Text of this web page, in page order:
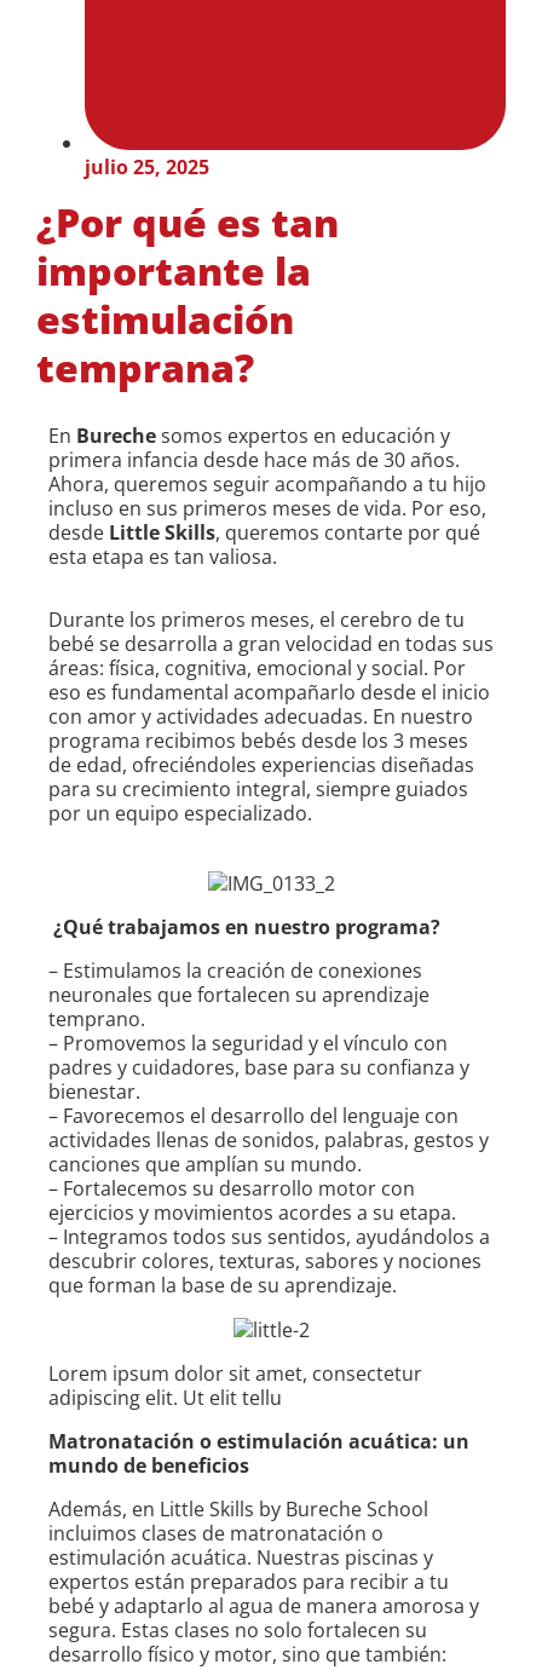
julio 25, 2025
¿Por qué es tan
importante la
estimulación
temprana?
En Burechesomos expertos en educación y
primera infancia desde hace más de 30 años.
Ahora, queremos seguir acompañando a tu hijo
incluso en sus primeros meses de vida. Por eso,
desde Little Skills, queremos contarte por qué
esta etapa es tan valiosa.
Durante los primeros meses, el cerebro de tu
bebé se desarrolla a gran velocidad en todas sus
áreas: física, cognitiva, emocional y social. Por
eso es fundamental acompañarlo desde el inicio
con amor y actividades adecuadas. En nuestro
programa recibimos bebés desde los 3 meses
de edad, ofreciéndoles experiencias diseñadas
para su crecimiento integral, siempre guiados
por un equipo especializado.
¿Qué trabajamos en nuestro programa?
– Estimulamos la creación de conexiones
neuronales que fortalecen su aprendizaje
temprano.
– Promovemos la seguridad y el vínculo con
padres y cuidadores, base para su confianza y
bienestar.
– Favorecemos el desarrollo del lenguaje con
actividades llenas de sonidos, palabras, gestos y
canciones que amplían su mundo.
– Fortalecemos su desarrollo motor con
ejercicios y movimientos acordes a su etapa.
– Integramos todos sus sentidos, ayudándolos a
descubrir colores, texturas, sabores y nociones
que forman la base de su aprendizaje.
Lorem ipsum dolor sit amet, consectetur
adipiscing elit. Ut elit tellu
Matronatación o estimulación acuática: un
mundo de beneficios
Además, en Little Skills by Bureche School
incluimos clases de matronatación o
estimulación acuática. Nuestras piscinas y
expertos están preparados para recibir a tu
bebé y adaptarlo al agua de manera amorosa y
segura. Estas clases no solo fortalecen su
desarrollo físico y motor, sino que también: